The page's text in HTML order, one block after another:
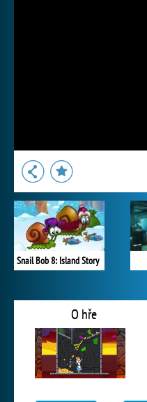
Snail Bob 8: Island Story
O hře